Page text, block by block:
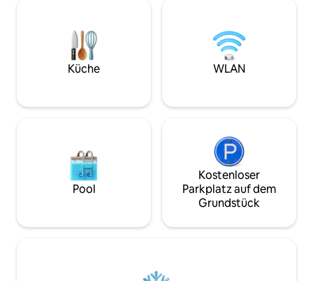
den Geschäften, Restaurants und
Sehenswürdigkeiten des historischen
Breaux Bridge entfernt. Ganz gleich, ob
du auf der Suche nach einem
Ausgangspunkt für Erkundungen bist –
einer
Genieße die
Sitzbereiche
mache einen
Abenteuer stilvoll
Küche WLAN
Pool
Kostenloser
Parkplatz auf dem
Grundstück